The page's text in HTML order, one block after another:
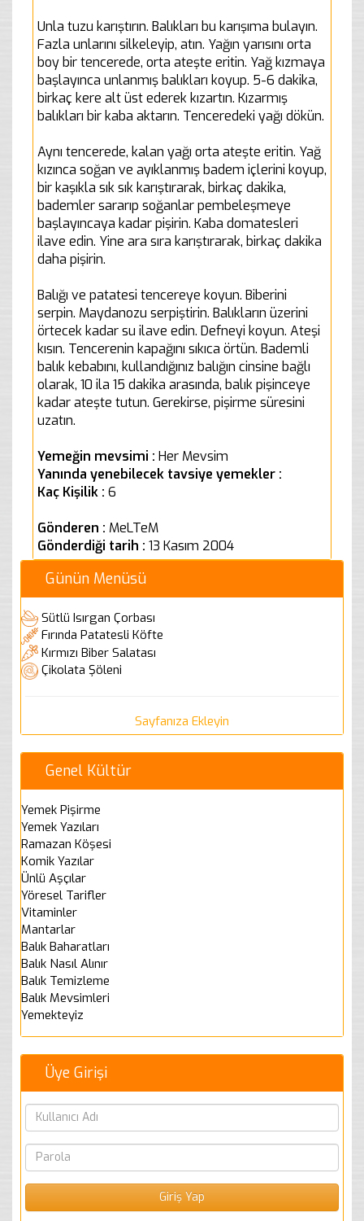
Unla tuzu karıştırın. Balıkları bu karışıma bulayın.
Fazla unlarını silkeleyip, atın. Yağın yarısını orta
boy bir tencerede, orta ateşte eritin. Yağ kızmaya
başlayınca unlanmış balıkları koyup. 5-6 dakika,
birkaç kere alt üst ederek kızartın. Kızarmış
balıkları bir kaba aktarın. Tenceredeki yağı dökün.
Aynı tencerede, kalan yağı orta ateşte eritin. Yağ
kızınca soğan ve ayıklanmış badem içlerini koyup,
bir kaşıkla sık sık karıştırarak, birkaç dakika,
bademler sararıp soğanlar pembeleşmeye
başlayıncaya kadar pişirin. Kaba domatesleri
ilave edin. Yine ara sıra karıştırarak, birkaç dakika
daha pişirin.
Balığı ve patatesi tencereye koyun. Biberini
serpin. Maydanozu serpiştirin. Balıkların üzerini
örtecek kadar su ilave edin. Defneyi koyun. Ateşi
kısın. Tencerenin kapağını sıkıca örtün. Bademli
balık kebabını, kullandığınız balığın cinsine bağlı
olarak, 10 ila 15 dakika arasında, balık pişinceye
kadar ateşte tutun. Gerekirse, pişirme süresini
uzatın.
Yemeğin mevsimi : Her Mevsim
Yanında yenebilecek tavsiye yemekler :
Kaç Kişilik : 6
Gönderen : MeLTeM
Gönderdiği tarih : 13 Kasım 2004
Günün Menüsü
Sütlü Isırgan Çorbası
Fırında Patatesli Köfte
Kırmızı Biber Salatası
Çikolata Şöleni
Sayfanıza Ekleyin
Genel Kültür
Yemek Pişirme
Yemek Yazıları
Ramazan Köşesi
Komik Yazılar
Ünlü Aşçılar
Yöresel Tarifler
Vitaminler
Mantarlar
Balık Baharatları
Balık Nasıl Alınır
Balık Temizleme
Balık Mevsimleri
Yemekteyiz
Üye Girişi